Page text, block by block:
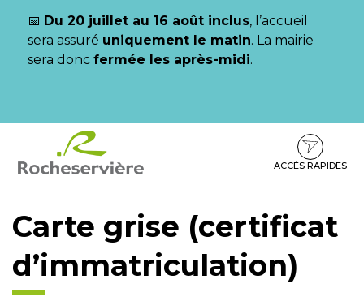
📅 Du 20 juillet au 16 août inclus, l’accueil
sera assuré uniquement le matin. La mairie
sera donc fermée les après-midi.
contenu
pied
ACCÈS RAPIDES
Carte grise (certificat
d’immatriculation)